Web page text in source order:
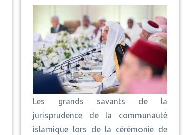
Les grands savants de la
jurisprudence de la communauté
islamique lors de la cérémonie de